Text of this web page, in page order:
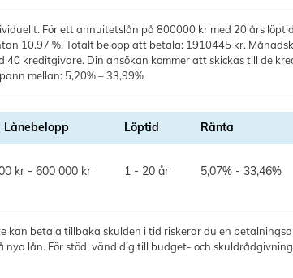
För ett annuitetslån på 800000 kr med 20 års
10.97 %. Totalt belopp att betala: 1910445 kr.
kreditgivare. Din ansökan kommer att skickas till de
mellan: 5,20% – 33,99%
Lånebelopp Löptid Ränta
kr - 600 000 kr 1 - 20 år 5,07% - 33,46%
kan betala tillbaka skulden i tid riskerar du en
nya lån. För stöd, vänd dig till budget- och